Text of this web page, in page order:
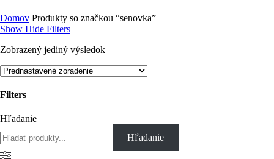
Domov Produkty so značkou “senovka”
Show Hide Filters
Zobrazený jediný výsledok
Filters
Close
Filters
Hľadanie
Hľadanie